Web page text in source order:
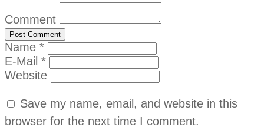
Comment
Name *
E-Mail *
Website
Save my name, email, and website in this
browser for the next time I comment.